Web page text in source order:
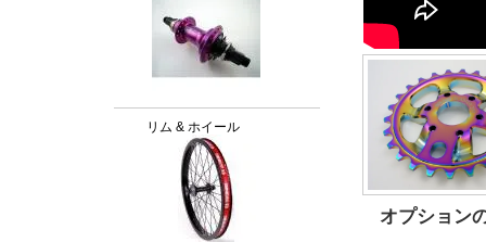
リム & ホイール
オプション